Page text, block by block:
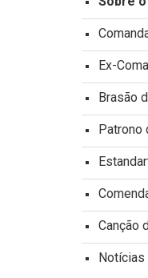
Ex-
Brasão
Patrono
Canção
Notícias